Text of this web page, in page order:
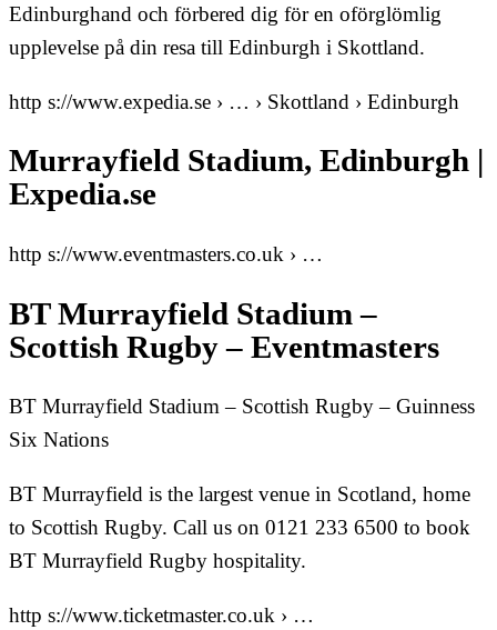
Edinburghand och förbered dig för en oförglömlig
upplevelse på din resa till Edinburgh i Skottland.
http s://www.expedia.se › … › Skottland › Edinburgh
Murrayfield Stadium, Edinburgh |
Expedia.se
http s://www.eventmasters.co.uk › …
BT Murrayfield Stadium –
Scottish Rugby – Eventmasters
BT Murrayfield Stadium – Scottish Rugby – Guinness
Six Nations
BT Murrayfield is the largest venue in Scotland, home
to Scottish Rugby. Call us on 0121 233 6500 to book
BT Murrayfield Rugby hospitality.
http s://www.ticketmaster.co.uk › …